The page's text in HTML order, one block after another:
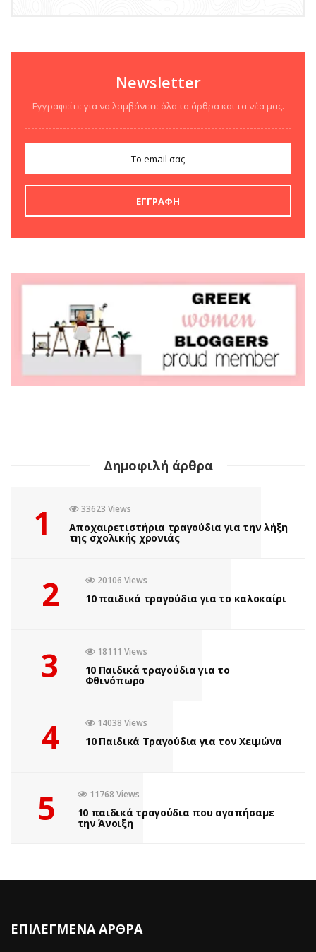
Newsletter
Εγγραφείτε για να λαμβάνετε όλα τα άρθρα και τα νέα μας.
Δημοφιλή άρθρα
1 33623 Views
Αποχαιρετιστήρια τραγούδια για την λήξη
της σχολικής χρονιάς
2 20106 Views
10 παιδικά τραγούδια για το καλοκαίρι
3 18111 Views
10 Παιδικά τραγούδια για το
Φθινόπωρο
4 14038 Views
10 Παιδικά Τραγούδια για τον Χειμώνα
5 11768 Views
10 παιδικά τραγούδια που αγαπήσαμε
την Άνοιξη
ΕΠΙΛΕΓΜΕΝΑ ΑΡΘΡΑ